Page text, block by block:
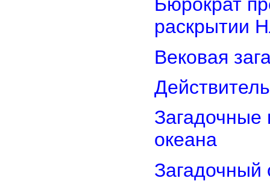
Бюрократ
раскрытии
Вековая
Загадочные
океана
Загадочный